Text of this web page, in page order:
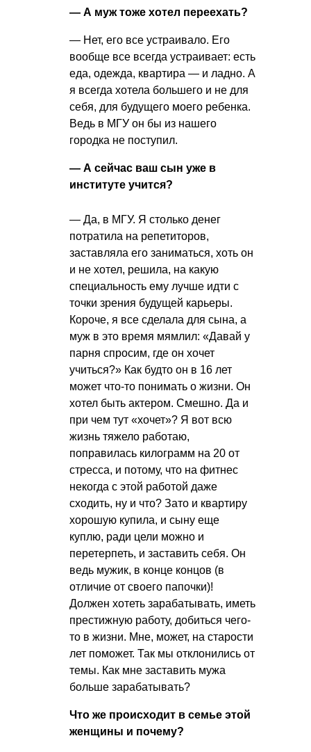
— А муж тоже хотел переехать?
— Нет, его все устраивало. Его
вообще все всегда устраивает: есть
еда, одежда, квартира — и ладно. А
я всегда хотела большего и не для
себя, для будущего моего ребенка.
Ведь в МГУ он бы из нашего
городка не поступил.
— А сейчас ваш сын уже в
институте учится?
— Да, в МГУ. Я столько денег
потратила на репетиторов,
заставляла его заниматься, хоть он
и не хотел, решила, на какую
специальность ему лучше идти с
точки зрения будущей карьеры.
Короче, я все сделала для сына, а
муж в это время мямлил: «Давай у
парня спросим, где он хочет
учиться?» Как будто он в 16 лет
может что-то понимать о жизни. Он
хотел быть актером. Смешно. Да и
при чем тут «хочет»? Я вот всю
жизнь тяжело работаю,
поправилась килограмм на 20 от
стресса, и потому, что на фитнес
некогда с этой работой даже
сходить, ну и что? Зато и квартиру
хорошую купила, и сыну еще
куплю, ради цели можно и
перетерпеть, и заставить себя. Он
ведь мужик, в конце концов (в
отличие от своего папочки)!
Должен хотеть зарабатывать, иметь
престижную работу, добиться чего-
то в жизни. Мне, может, на старости
лет поможет. Так мы отклонились от
темы. Как мне заставить мужа
больше зарабатывать?
Что же происходит в семье этой
женщины и почему?